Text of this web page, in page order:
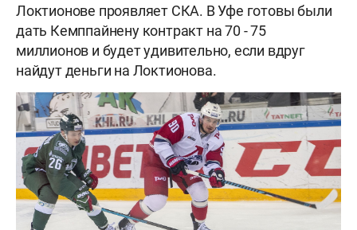
Локтионове проявляет СКА. В Уфе готовы были
дать Кемппайнену контракт на 70 - 75
миллионов и будет удивительно, если вдруг
найдут деньги на Локтионова.